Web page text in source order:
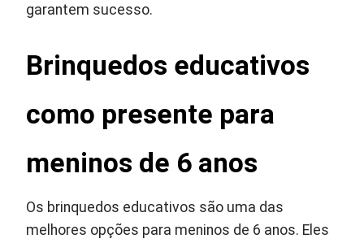
garantem sucesso.
Brinquedos educativos
como presente para
meninos de 6 anos
Os brinquedos educativos são uma das
melhores opções para meninos de 6 anos. Eles